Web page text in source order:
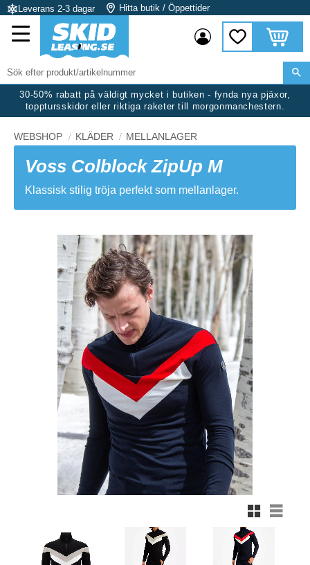
Meny
Leverans 2-3 dagar Hitta butik / Öppettider
Favoriter
Kundvagn
30-50% rabatt på väldigt mycket i butiken - fynda nya pjäxor,
topptursskidor eller riktiga raketer till morgonmanchestern.
WEBSHOP KLÄDER MELLANLAGER
Voss Colblock ZipUp M
Klassisk stilig tröja perfekt som mellanlager.
Rutnätsvy
Listvy